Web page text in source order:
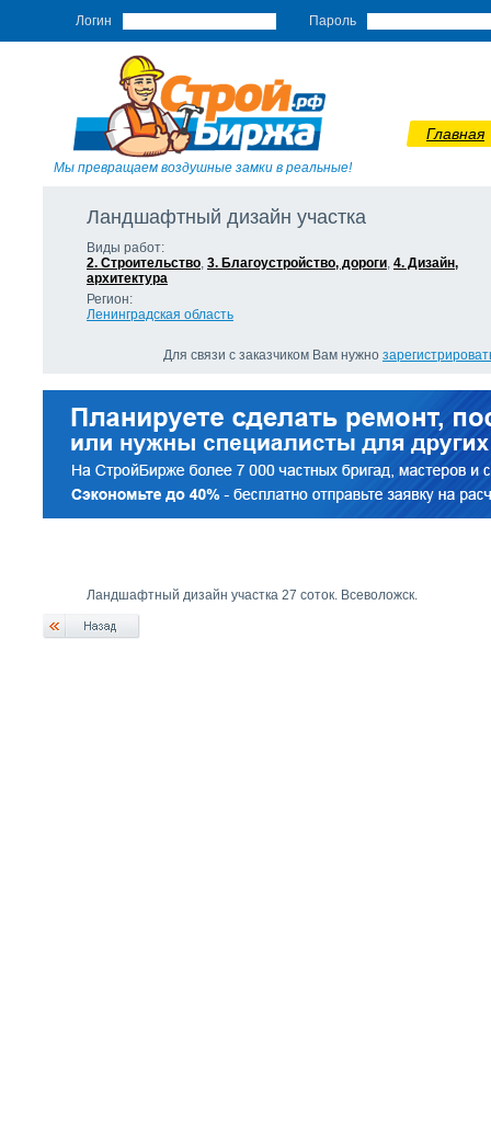
Логин Пароль
Мы превращаем воздушные замки в реальные!
Главная
Ландшафтный дизайн участка
Виды работ:
2. Строительство, 3. Благоустройство, дороги, 4. Дизайн,
архитектура
Регион:
Ленинградская область
Для связи с заказчиком Вам нужно
Ландшафтный дизайн участка 27 соток. Всеволожск.